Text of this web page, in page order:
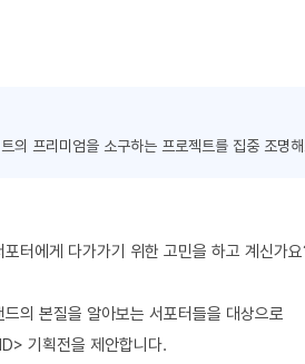
의 프리미엄을 소구하는 프로젝트를 집중 조명
터에게 다가가기 위한 고민을 하고 계신가
의 본질을 알아보는 서포터들을 대상으로
기획전을 제안합니다.